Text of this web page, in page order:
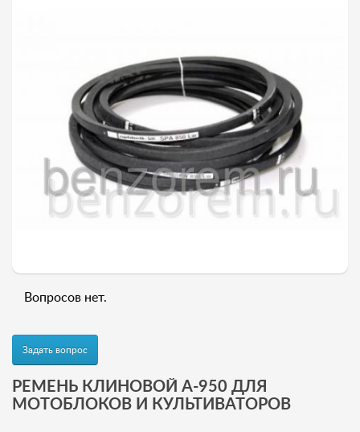
Вопросов нет.
Задать вопрос
РЕМЕНЬ КЛИНОВОЙ A-950 ДЛЯ
МОТОБЛОКОВ И КУЛЬТИВАТОРОВ